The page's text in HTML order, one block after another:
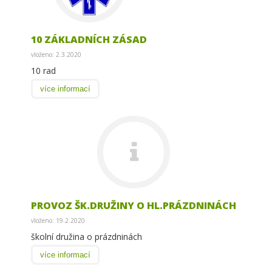
10 ZÁKLADNÍCH ZÁSAD
vloženo: 2.3.2020
10 rad
více informací
PROVOZ ŠK.DRUŽINY O HL.PRÁZDNINÁCH
vloženo: 19.2.2020
školní družina o prázdninách
více informací